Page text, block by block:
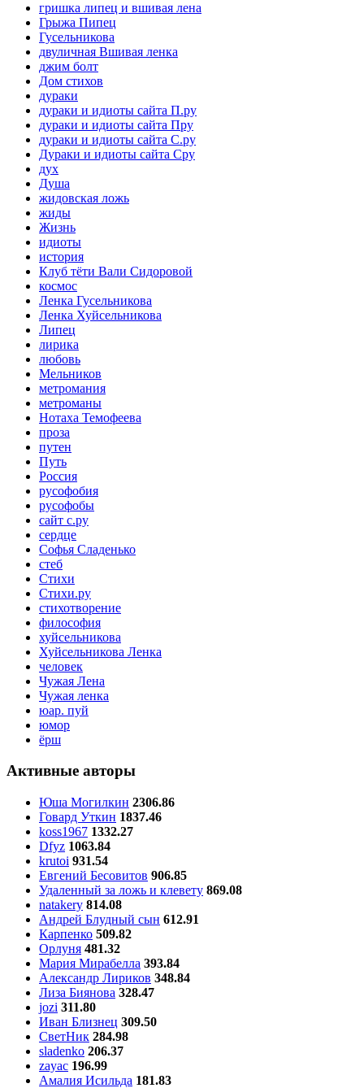
гришка липец и вшивая лена
Грыжа Пипец
Гусельникова
двуличная Вшивая ленка
джим болт
Дом стихов
дураки
дураки и идиоты сайта П.ру
дураки и идиоты сайта Пру
дураки и идиоты сайта С.ру
Дураки и идиоты сайта Сру
дух
Душа
жидовская ложь
жиды
Жизнь
идиоты
история
Клуб тёти Вали Сидоровой
космос
Ленка Гусельникова
Ленка Хуйсельникова
Липец
лирика
любовь
Мельников
метромания
метроманы
Нотаха Темофеева
проза
путен
Путь
Россия
русофобия
русофобы
сайт с.ру
сердце
Софья Сладенько
стеб
Стихи
Стихи.ру
стихотворение
философия
хуйсельникова
Хуйсельникова Ленка
человек
Чужая Лена
Чужая ленка
юар. пуй
юмор
ёрш
Активные авторы
Юша Могилкин 2306.86
Говард Уткин 1837.46
koss1967 1332.27
Dfyz 1063.84
krutoi 931.54
Евгений Бесовитов 906.85
Удаленный за ложь и клевету 869.08
natakery 814.08
Андрей Блудный сын 612.91
Карпенко 509.82
Орлуня 481.32
Мария Мирабелла 393.84
Александр Лириков 348.84
Лиза Биянова 328.47
jozi 311.80
Иван Близнец 309.50
СветНик 284.98
sladenko 206.37
zayac 196.99
Амалия Исильда 181.83